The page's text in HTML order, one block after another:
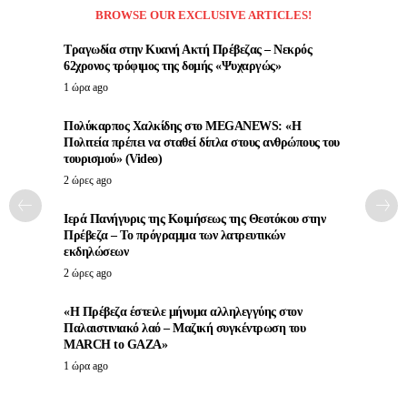
BROWSE OUR EXCLUSIVE ARTICLES!
Τραγωδία στην Κυανή Ακτή Πρέβεζας – Νεκρός
62χρονος τρόφιμος της δομής «Ψυχαργώς»
1 ώρα ago
Πολύκαρπος Χαλκίδης στο MEGANEWS: «Η
Πολιτεία πρέπει να σταθεί δίπλα στους ανθρώπους του
τουρισμού» (Video)
2 ώρες ago
Ιερά Πανήγυρις της Κοιμήσεως της Θεοτόκου στην
Πρέβεζα – Το πρόγραμμα των λατρευτικών
εκδηλώσεων
2 ώρες ago
«Η Πρέβεζα έστειλε μήνυμα αλληλεγγύης στον
Παλαιστινιακό λαό – Μαζική συγκέντρωση του
MARCH to GAZA»
1 ώρα ago